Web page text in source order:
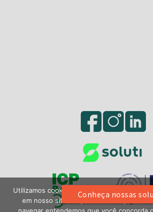
Conheça nossas
Utilizamos cookies e tecnologias para
em nosso site, respeitando sua